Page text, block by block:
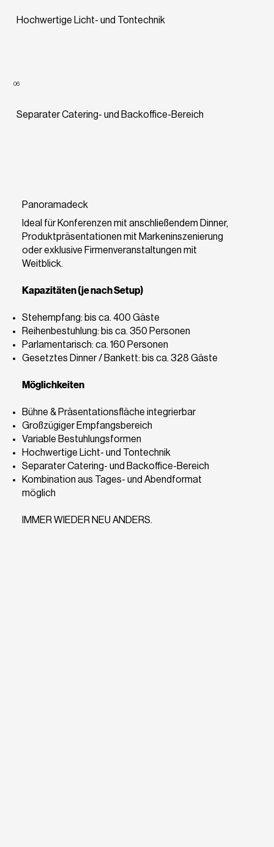
Ideal für Konferenzen mit anschließendem Dinner,
Produktpräsentationen mit Markeninszenierung
oder exklusive Firmenveranstaltungen mit
Weitblick.
Kapazitäten (je nach Setup)
Stehempfang: bis ca. 400 Gäste
Reihenbestuhlung: bis ca. 350 Personen
Parlamentarisch: ca. 160 Personen
Gesetztes Dinner / Bankett: bis ca. 328 Gäste
Möglichkeiten
Bühne & Präsentationsfläche integrierbar
Großzügiger Empfangsbereich
Variable Bestuhlungsformen
Hochwertige Licht- und Tontechnik
Separater Catering- und Backoffice-Bereich
Kombination aus Tages- und Abendformat
möglich
IMMER WIEDER NEU ANDERS.
Panoramadeck
Hochwertige Licht- und Tontechnik
Separater Catering- und Backoffice-Bereich
06